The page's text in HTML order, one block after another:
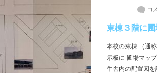
コ
東棟３階に圃
本校の東棟 （通
示板に 圃場マッ
牛舎内の配置図